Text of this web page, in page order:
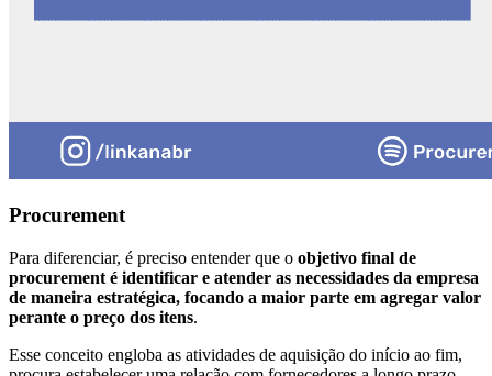
Procurement
Para diferenciar, é preciso entender que o objetivo final de
procurement é identificar e atender as necessidades da empresa
de maneira estratégica, focando a maior parte em agregar valor
perante o preço dos itens.
Esse conceito engloba as atividades de aquisição do início ao fim,